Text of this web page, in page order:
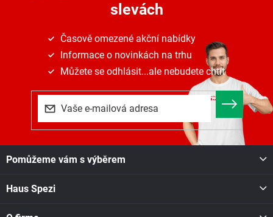
slevách
Časově omezené akční nabídky
Informace o novinkách na trhu
Můžete se odhlásit...ale nebudete chtít
Pomůžeme vám s výběrem
Haus Spezi